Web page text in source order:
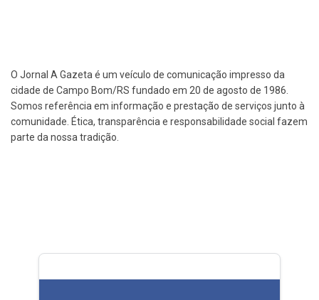
O Jornal A Gazeta é um veículo de comunicação impresso da
cidade de Campo Bom/RS fundado em 20 de agosto de 1986.
Somos referência em informação e prestação de serviços junto à
comunidade. Ética, transparência e responsabilidade social fazem
parte da nossa tradição.